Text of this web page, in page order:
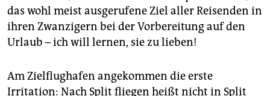
das wohl meist ausgerufene Ziel aller Reisenden in
ihren Zwanzigern bei der Vorbereitung auf den
Urlaub – ich will lernen, sie zu lieben!
Am Zielflughafen angekommen die erste
Irritation: Nach Split fliegen heißt nicht in Split